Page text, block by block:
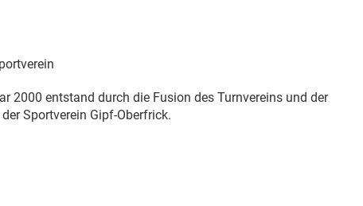
2000 entstand durch die Fusion des Turnvereins und der
Sportverein Gipf-Oberfrick.